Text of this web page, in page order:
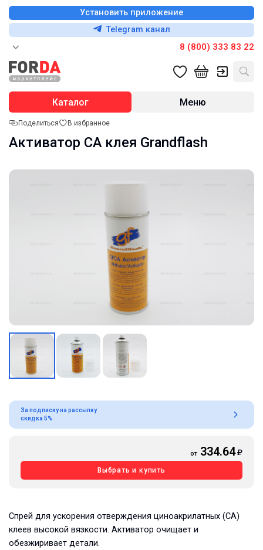
Установить приложение
Telegram канал
8 (800) 333 83 22
Каталог Меню
Поделиться В избранное
Активатор CA клея Grandflash
За подписку на рассылку
скидка 5%
от 334.64
Выбрать и купить
Спрей для ускорения отверждения циноакрилатных (СА)
клеев высокой вязкости. Активатор очищает и
обезжиривает детали.